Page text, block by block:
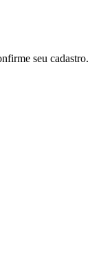
seu cadastro.